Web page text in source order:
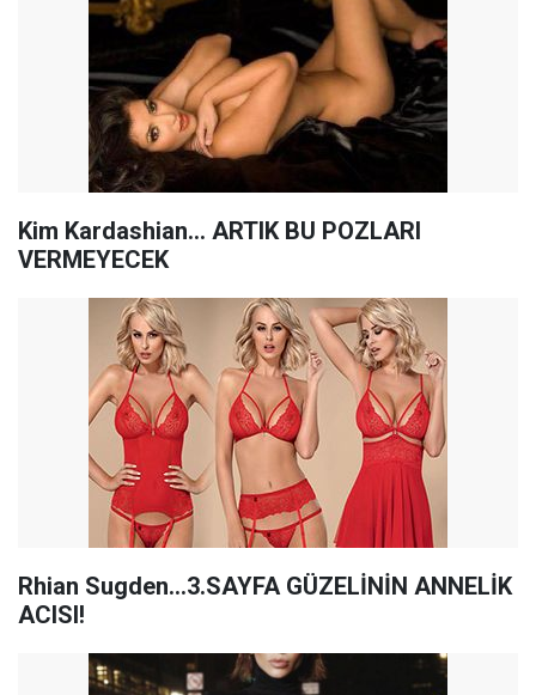
Kim Kardashian... ARTIK BU POZLARI
VERMEYECEK
Rhian Sugden...3.SAYFA GÜZELİNİN ANNELİK
ACISI!